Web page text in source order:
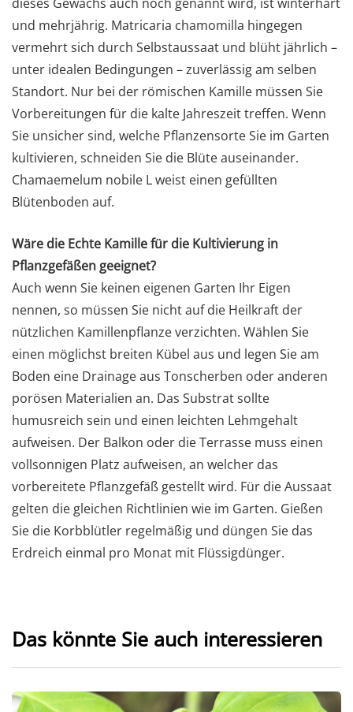
und mehrjährig. Matricaria chamomilla hingegen
vermehrt sich durch Selbstaussaat und blüht jährlich –
unter idealen Bedingungen – zuverlässig am selben
Standort. Nur bei der römischen Kamille müssen Sie
Vorbereitungen für die kalte Jahreszeit treffen. Wenn
Sie unsicher sind, welche Pflanzensorte Sie im Garten
kultivieren, schneiden Sie die Blüte auseinander.
Chamaemelum nobile L weist einen gefüllten
Blütenboden auf.
Wäre die Echte Kamille für die Kultivierung in
Pflanzgefäßen geeignet?
Auch wenn Sie keinen eigenen Garten Ihr Eigen
nennen, so müssen Sie nicht auf die Heilkraft der
nützlichen Kamillenpflanze verzichten. Wählen Sie
einen möglichst breiten Kübel aus und legen Sie am
Boden eine Drainage aus Tonscherben oder anderen
porösen Materialien an. Das Substrat sollte
humusreich sein und einen leichten Lehmgehalt
aufweisen. Der Balkon oder die Terrasse muss einen
vollsonnigen Platz aufweisen, an welcher das
vorbereitete Pflanzgefäß gestellt wird. Für die Aussaat
gelten die gleichen Richtlinien wie im Garten. Gießen
Sie die Korbblütler regelmäßig und düngen Sie das
Erdreich einmal pro Monat mit Flüssigdünger.
Das könnte Sie auch interessieren